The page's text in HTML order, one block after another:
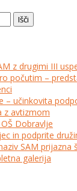
z drugimi III
počutim –
– učinkovita
z avtizmom
Dobravlje
in podprite
SAM prijazna
galerija